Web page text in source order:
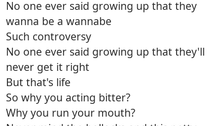
No one ever said growing up that they
wanna be a wannabe
Such controversy
No one ever said growing up that they'll
never get it right
But that's life
So why you acting bitter?
Why you run your mouth?